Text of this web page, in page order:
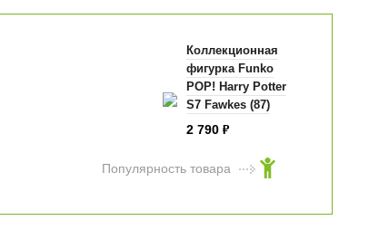
Коллекционная
фигурка Funko
POP! Harry Potter
S7 Fawkes (87)
42239
2 790 ₽
Популярность товара